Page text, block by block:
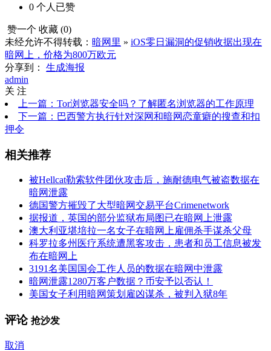
0 个人 已赞
赞一个 收藏 (0)
未经允许不得转载： 暗网里 » iOS零日漏洞的促销收据出现在
暗网上，价格为800万欧元
分享到：
生成海报
admin
关 注
上一篇：Tor浏览器安全吗？了解匿名浏览器的工作原理
下一篇：巴西警方执行针对深网和暗网恋童癖的搜查和扣
押令
相关推荐
被Hellcat勒索软件团伙攻击后，施耐德电气被盗数据在
暗网泄露
德国警方摧毁了大型暗网交易平台Crimenetwork
据报道，英国的部分监狱布局图已在暗网上泄露
澳大利亚堪培拉一名女子在暗网上雇佣杀手谋杀父母
科罗拉多州医疗系统遭黑客攻击，患者和员工信息被发
布在暗网上
3191名美国国会工作人员的数据在暗网中泄露
暗网泄露1280万客户数据？币安予以否认！
美国女子利用暗网策划雇凶谋杀，被判入狱8年
评论 抢沙发
取消